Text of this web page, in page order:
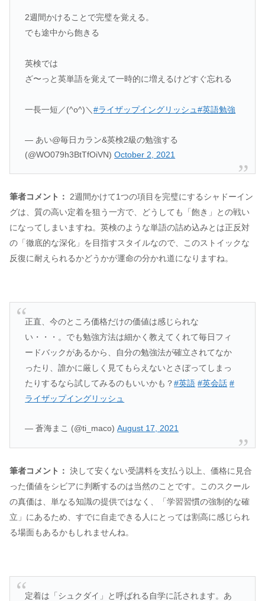
2週間かけることで完璧を覚える。
でも途中から飽きる
英検では
ざ〜っと英単語を覚えて一時的に増えるけどすぐ忘れる
一長一短／(^o^)＼#ライザップイングリッシュ#英語勉強
— あい@毎日カラン&英検2級の勉強する
(@WO079h3BtTfOiVN)October 2, 2021
筆者コメント： 2週間かけて1つの項目を完璧にするシャドーイン
グは、質の高い定着を狙う一方で、どうしても「飽き」との戦い
になってしまいますね。英検のような単語の詰め込みとは正反対
の「徹底的な深化」を目指すスタイルなので、このストイックな
反復に耐えられるかどうかが運命の分かれ道になりますね。
正直、今のところ価格だけの価値は感じられな
い・・・。でも勉強方法は細かく教えてくれて毎日フィ
ードバックがあるから、自分の勉強法が確立されてなか
ったり、誰かに厳しく見てもらえないとさぼってしまっ
たりするなら試してみるのもいいかも？#英語 #英会話 #
ライザップイングリッシュ
— 蒼海まこ (@ti_maco)August 17, 2021
筆者コメント： 決して安くない受講料を支払う以上、価格に見合
った価値をシビアに判断するのは当然のことです。このスクール
の真価は、単なる知識の提供ではなく、「学習習慣の強制的な確
立」にあるため、すでに自走できる人にとっては割高に感じられ
る場面もあるかもしれませんね。
定着は「シュクダイ」と呼ばれる自学に託されます。あ